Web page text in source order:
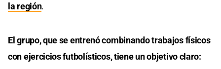
la región.
El grupo, que se entrenó combinando trabajos físicos
con ejercicios futbolísticos, tiene un objetivo claro: